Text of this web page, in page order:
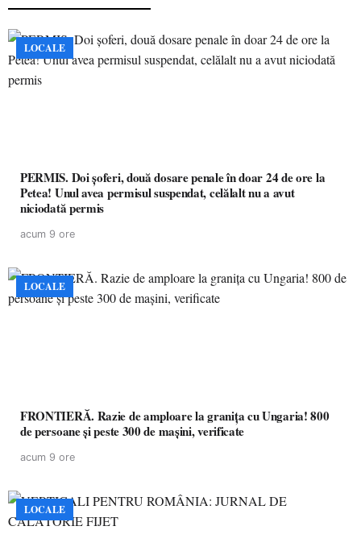
LOCALE
PERMIS. Doi șoferi, două dosare penale în doar 24 de ore la
Petea! Unul avea permisul suspendat, celălalt nu a avut
niciodată permis
acum 9 ore
LOCALE
FRONTIERĂ. Razie de amploare la granița cu Ungaria! 800
de persoane și peste 300 de mașini, verificate
acum 9 ore
LOCALE